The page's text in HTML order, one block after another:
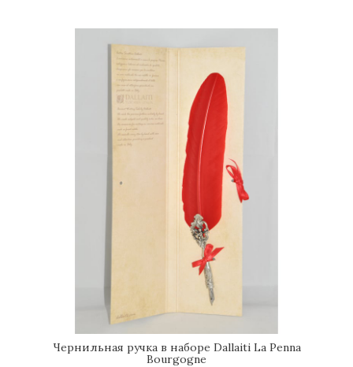
Чернильная ручка в наборе Dallaiti La Penna
Bourgogne